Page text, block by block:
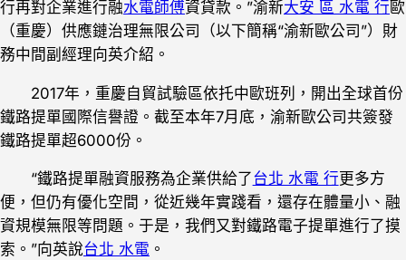
行再對企業進行融水電師傅資貸款。”渝新大安 區 水電 行歐
（重慶）供應鏈治理無限公司（以下簡稱“渝新歐公司”）財
務中間副經理向英介紹。
2017年，重慶自貿試驗區依托中歐班列，開出全球首份
鐵路提單國際信譽證。截至本年7月底，渝新歐公司共簽發
鐵路提單超6000份。
“鐵路提單融資服務為企業供給了台北 水電 行更多方
便，但仍有優化空間，從近幾年實踐看，還存在體量小、融
資規模無限等問題。于是，我們又對鐵路電子提單進行了摸
索。”向英說台北 水電 。